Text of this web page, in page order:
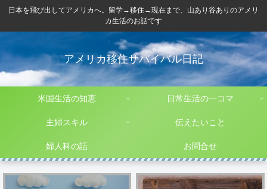
日本を飛び出してアメリカへ。留学→移住→現在まで、山あり谷ありのアメリ
カ生活のお話です
アメリカ移住サバイバル日記
米国生活の知恵 日常生活の一コマ
主婦スキル 伝えたいこと
婦人科の話 お問合せ